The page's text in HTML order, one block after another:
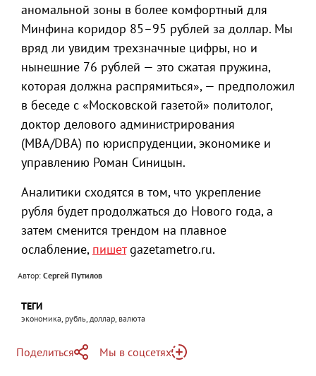
аномальной зоны в более комфортный для
Минфина коридор 85–95 рублей за доллар. Мы
вряд ли увидим трехзначные цифры, но и
нынешние 76 рублей — это сжатая пружина,
которая должна распрямиться», — предположил
в беседе с «Московской газетой» политолог,
доктор делового администрирования
(MBA/DBA) по юриспруденции, экономике и
управлению Роман Синицын.
Аналитики сходятся в том, что укрепление
рубля будет продолжаться до Нового года, а
затем сменится трендом на плавное
ослабление, пишетgazetametro.ru.
Автор: Сергей Путилов
ТЕГИ
экономика, рубль, доллар, валюта
Поделиться
Мы в соцсетях